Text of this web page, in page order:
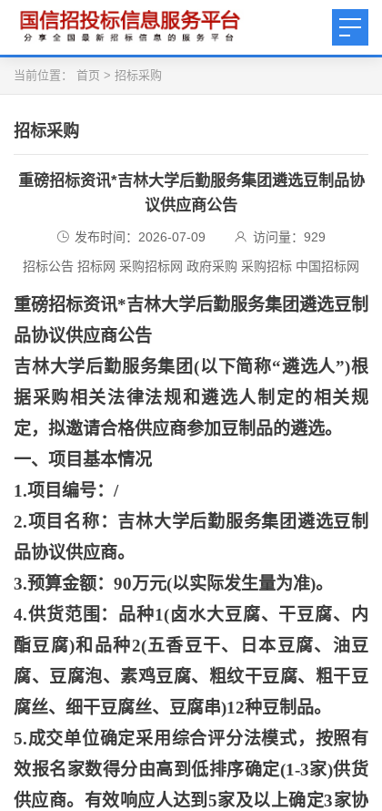
当前位置： 首页 > 招标采购
招标采购
重磅招标资讯*吉林大学后勤服务集团遴选豆制品协
议供应商公告
发布时间：2026-07-09 访问量： 929
招标公告 招标网 采购招标网 政府采购 采购招标 中国招标网
重磅招标资讯*吉林大学后勤服务集团遴选豆制
品协议供应商公告
吉林大学后勤服务集团(以下简称“遴选人”)根
据采购相关法律法规和遴选人制定的相关规
定，拟邀请合格供应商参加豆制品的遴选。
一、项目基本情况
1.项目编号：/
2.项目名称：吉林大学后勤服务集团遴选豆制
品协议供应商。
3.预算金额：90万元(以实际发生量为准)。
4.供货范围：品种1(卤水大豆腐、干豆腐、内
酯豆腐)和品种2(五香豆干、日本豆腐、油豆
腐、豆腐泡、素鸡豆腐、粗纹干豆腐、粗干豆
腐丝、细干豆腐丝、豆腐串)12种豆制品。
5.成交单位确定采用综合评分法模式，按照有
效报名家数得分由高到低排序确定(1-3家)供货
供应商。有效响应人达到5家及以上确定3家协